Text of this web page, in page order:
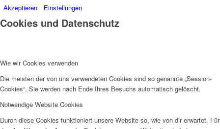
Akzeptieren
Einstellungen
Cookies und Datenschutz
Wie wir Cookies verwenden
Die meisten der von uns verwendeten Cookies sind so genannte „Session-
Cookies“. Sie werden nach Ende Ihres Besuchs automatisch gelöscht.
Notwendige Website Cookies
Durch diese Cookies funktioniert unsere Website so, wie von dir erwartet. Für